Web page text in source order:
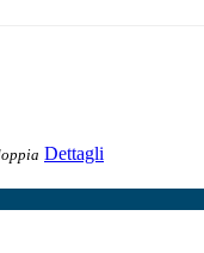
Dettagli